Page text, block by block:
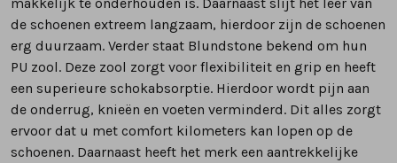
de schoenen extreem langzaam, hierdoor zijn de schoenen
erg duurzaam. Verder staat Blundstone bekend om hun
PU zool. Deze zool zorgt voor flexibiliteit en grip en heeft
een superieure schokabsorptie. Hierdoor wordt pijn aan
de onderrug, knieën en voeten verminderd. Dit alles zorgt
ervoor dat u met comfort kilometers kan lopen op de
schoenen. Daarnaast heeft het merk een aantrekkelijke